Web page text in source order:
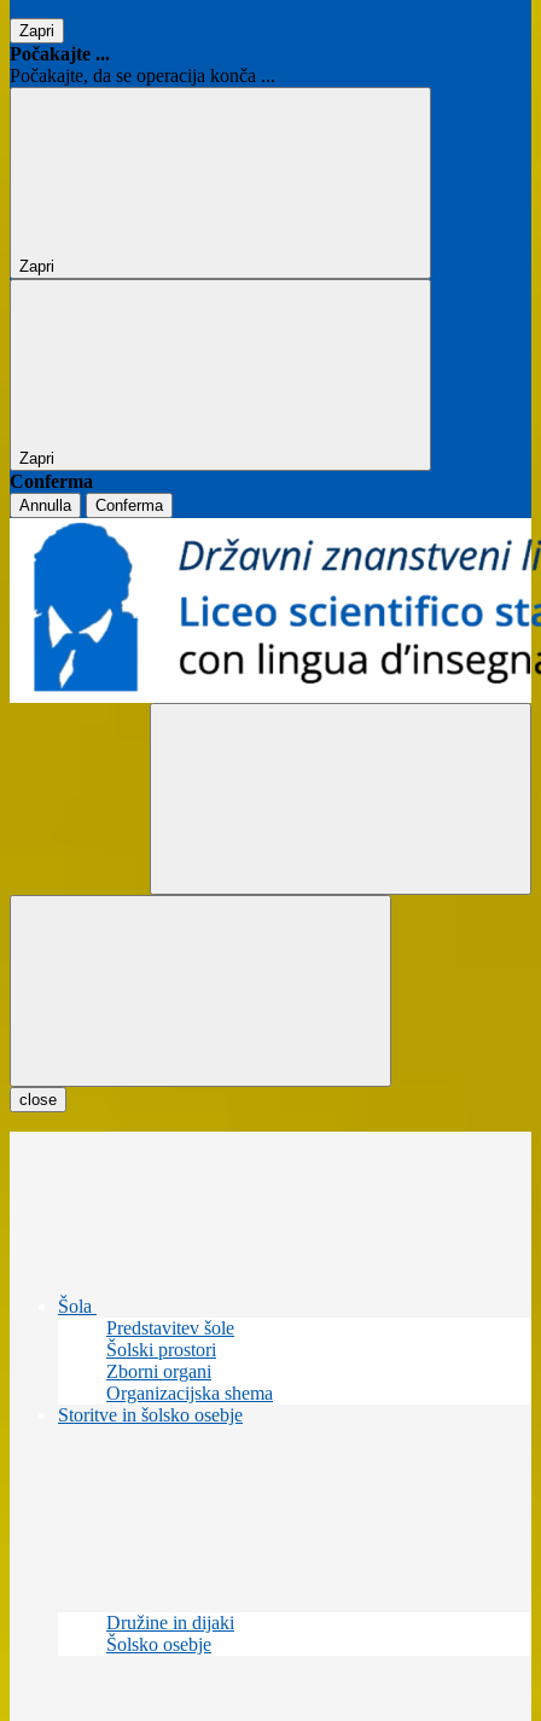
Zapri
Počakajte ...
Počakajte, da se operacija konča ...
Zapri
Zapri
Conferma
Annulla Conferma
close
Šola
Predstavitev šole
Šolski prostori
Zborni organi
Organizacijska shema
Storitve in šolsko osebje
Družine in dijaki
Šolsko osebje